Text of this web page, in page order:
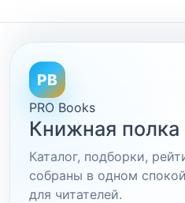
PB
PRO Books
Книжная полка
Каталог, подборки,
собраны в одном
для читателей.